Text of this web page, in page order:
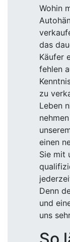
Wohin
das
Käufer
fehlen
zu
Leben
einen
Sie mit
Denn
und
uns